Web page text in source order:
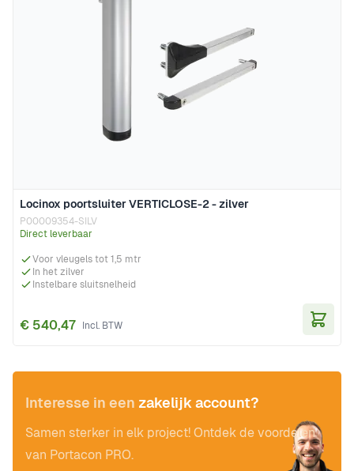
Locinox poortsluiter VERTICLOSE-2 - zilver
P00009354-SILV
Direct leverbaar
Voor vleugels tot 1,5 mtr
In het zilver
Instelbare sluitsnelheid
€ 540,47
Interesse in een zakelijk account?
Samen sterker in elk project! Ontdek de voordelen
van Portacon PRO.